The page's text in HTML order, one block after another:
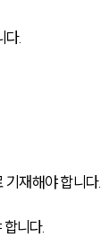
다.
재해야 합니다.
니다.